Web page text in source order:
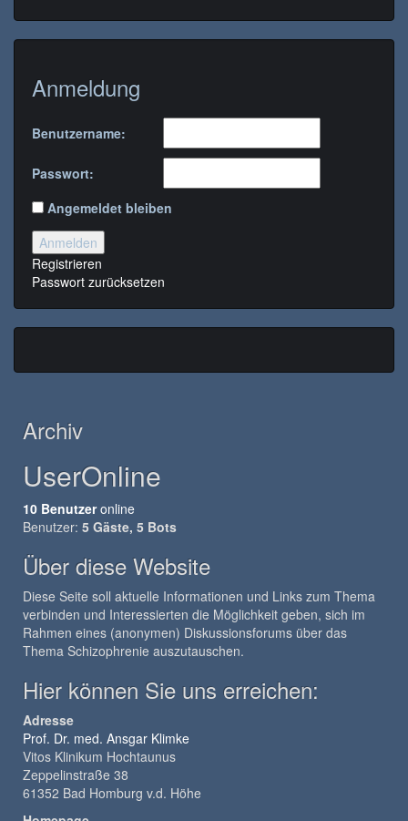
Anmeldung
Benutzername:
Passwort:
Angemeldet bleiben
Anmelden
Registrieren
Passwort zurücksetzen
Archiv
UserOnline
10 Benutzeronline
Benutzer: 5 Gäste, 5 Bots
Über diese Website
Diese Seite soll aktuelle Informationen und Links zum Thema
verbinden und Interessierten die Möglichkeit geben, sich im
Rahmen eines (anonymen) Diskussionsforums über das
Thema Schizophrenie auszutauschen.
Hier können Sie uns erreichen:
Adresse
Prof. Dr. med. Ansgar Klimke
Vitos Klinikum Hochtaunus
Zeppelinstraße 38
61352 Bad Homburg v.d. Höhe